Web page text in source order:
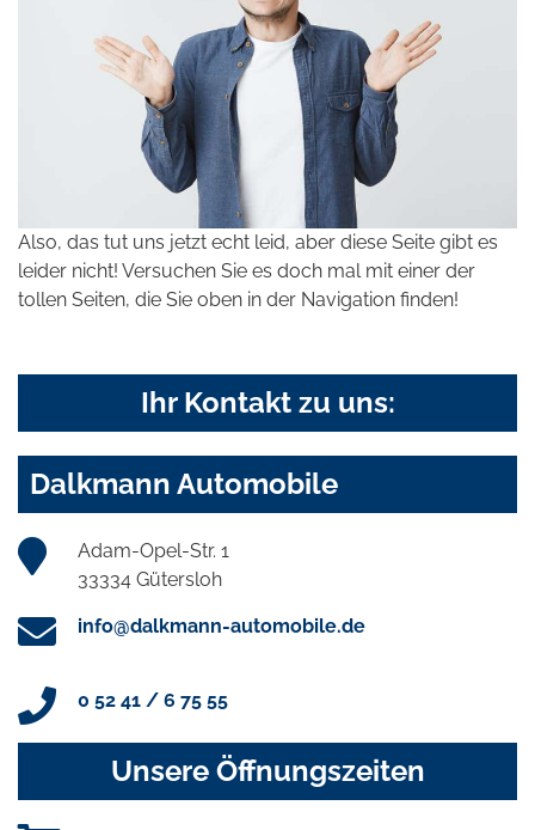
Also, das tut uns jetzt echt leid, aber diese Seite gibt es
leider nicht! Versuchen Sie es doch mal mit einer der
tollen Seiten, die Sie oben in der Navigation finden!
Ihr Kontakt zu uns:
Dalkmann Automobile
Adam-Opel-Str. 1
33334 Gütersloh
info@dalkmann-automobile.de
0 52 41 / 6 75 55
Unsere Öffnungszeiten